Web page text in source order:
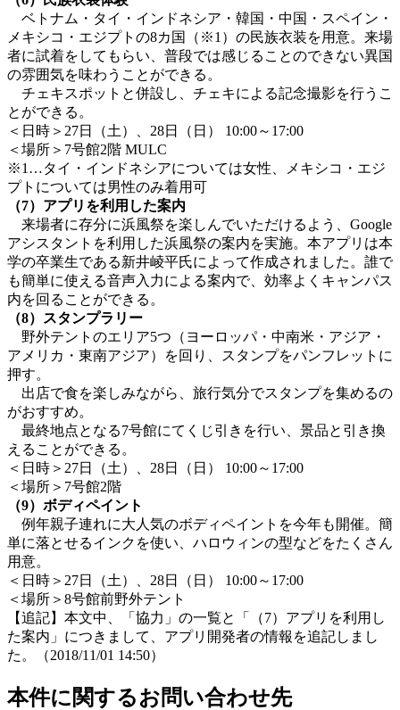
ベトナム・タイ・インドネシア・韓国・中国・スペイン・
メキシコ・エジプトの8カ国（※1）の民族衣装を用意。来場
者に試着をしてもらい、普段では感じることのできない異国
の雰囲気を味わうことができる。
チェキスポットと併設し、チェキによる記念撮影を行うこ
とができる。
＜日時＞27日（土）、28日（日） 10:00～17:00
＜場所＞7号館2階 MULC
※1…タイ・インドネシアについては女性、メキシコ・エジ
プトについては男性のみ着用可
（7）アプリを利用した案内
来場者に存分に浜風祭を楽しんでいただけるよう、Google
アシスタントを利用した浜風祭の案内を実施。本アプリは本
学の卒業生である新井崚平氏によって作成されました。誰で
も簡単に使える音声入力による案内で、効率よくキャンパス
内を回ることができる。
（8）スタンプラリー
野外テントのエリア5つ（ヨーロッパ・中南米・アジア・
アメリカ・東南アジア）を回り、スタンプをパンフレットに
押す。
出店で食を楽しみながら、旅行気分でスタンプを集めるの
がおすすめ。
最終地点となる7号館にてくじ引きを行い、景品と引き換
えることができる。
＜日時＞27日（土）、28日（日） 10:00～17:00
＜場所＞7号館2階
（9）ボディペイント
例年親子連れに大人気のボディペイントを今年も開催。簡
単に落とせるインクを使い、ハロウィンの型などをたくさん
用意。
＜日時＞27日（土）、28日（日） 10:00～17:00
＜場所＞8号館前野外テント
【追記】本文中、「協力」の一覧と「（7）アプリを利用し
た案内」につきまして、アプリ開発者の情報を追記しまし
た。（2018/11/01 14:50）
本件に関するお問い合わせ先